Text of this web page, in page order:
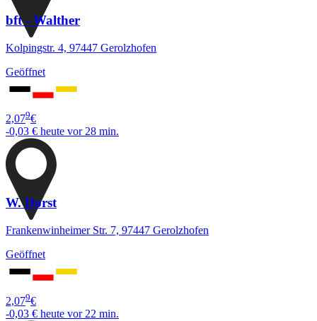
bft - Walther
Kolpingstr. 4, 97447 Gerolzhofen
Geöffnet
2,079€
-0,03 € heute vor 28 min.
W. Dorst
Frankenwinheimer Str. 7, 97447 Gerolzhofen
Geöffnet
2,079€
-0,03 € heute vor 22 min.